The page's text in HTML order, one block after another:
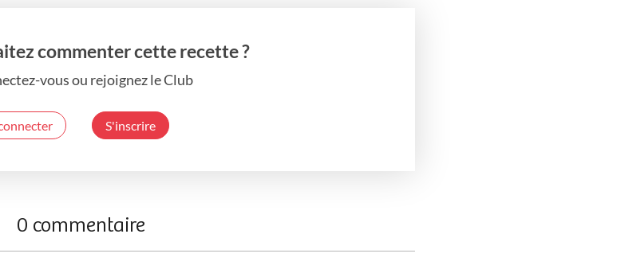
commenter cette recette ?
vous ou rejoignez le Club
S'inscrire
0 commentaire